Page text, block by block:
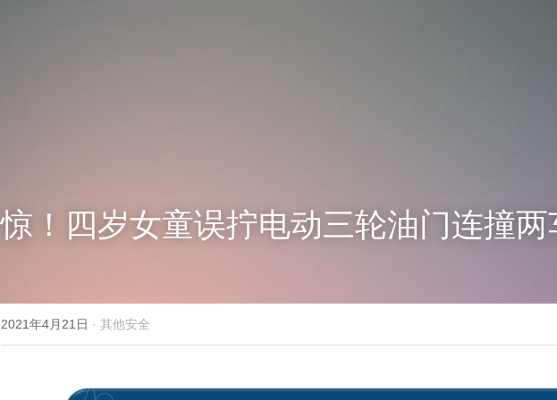
惊！四岁女童误拧电动三轮油门连撞两
2021年4月21日 · 其他安全